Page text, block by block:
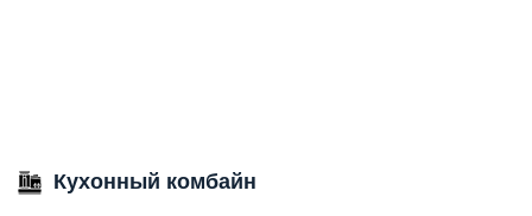
Кухонный комбайн